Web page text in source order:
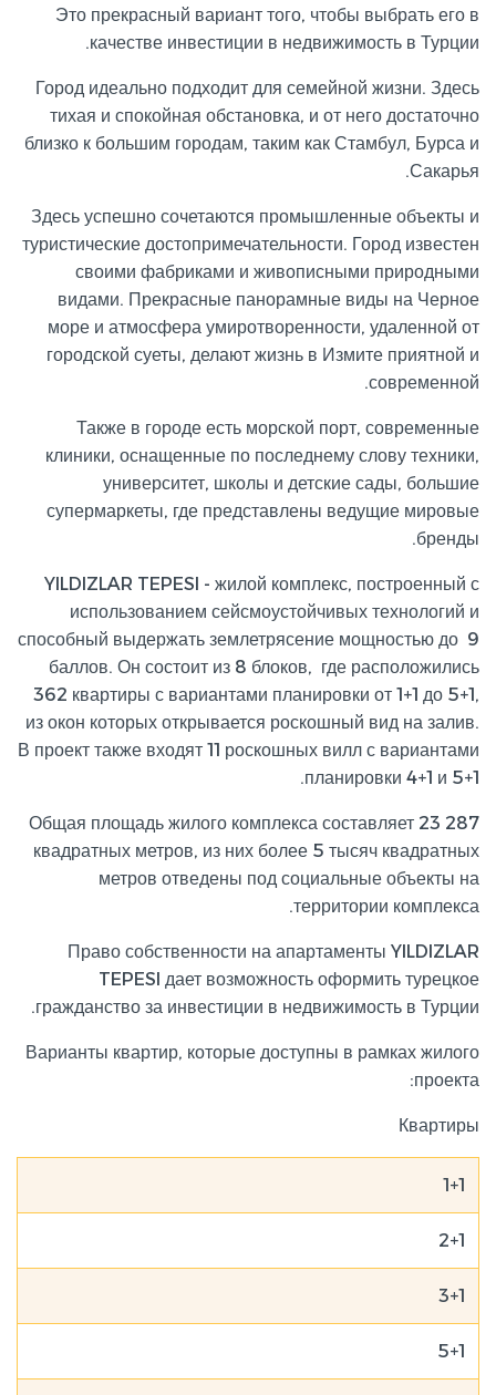
Это прекрасный вариант того, чтобы выбрать его в
качестве инвестиции в недвижимость в Турции.
Город идеально подходит для семейной жизни. Здесь
тихая и спокойная обстановка, и от него достаточно
близко к большим городам, таким как Стамбул, Бурса и
Сакарья.
Здесь успешно сочетаются промышленные объекты и
туристические достопримечательности. Город известен
своими фабриками и живописными природными
видами. Прекрасные панорамные виды на Черное
море и атмосфера умиротворенности, удаленной от
городской суеты, делают жизнь в Измите приятной и
современной.
Также в городе есть морской порт, современные
клиники, оснащенные по последнему слову техники,
университет, школы и детские сады, большие
супермаркеты, где представлены ведущие мировые
бренды.
YILDIZLAR TEPESI - жилой комплекс, построенный с
использованием сейсмоустойчивых технологий и
способный выдержать землетрясение мощностью до 9
баллов. Он состоит из 8 блоков, где расположились
362 квартиры с вариантами планировки от 1+1 до 5+1,
из окон которых открывается роскошный вид на залив.
В проект также входят 11 роскошных вилл с вариантами
планировки 4+1 и 5+1.
Общая площадь жилого комплекса составляет 23 287
квадратных метров, из них более 5 тысяч квадратных
метров отведены под социальные объекты на
территории комплекса.
Право собственности на апартаменты YILDIZLAR
TEPESI дает возможность оформить турецкое
гражданство за инвестиции в недвижимость в Турции.
Варианты квартир, которые доступны в рамках жилого
проекта:
Квартиры
1+1
2+1
3+1
5+1